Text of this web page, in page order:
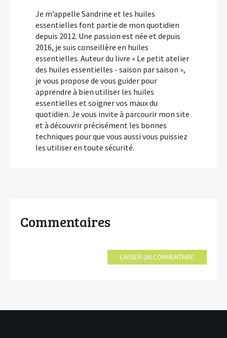
Je m’appelle Sandrine et les huiles
essentielles font partie de mon quotidien
depuis 2012. Une passion est née et depuis
2016, je suis conseillère en huiles
essentielles. Auteur du livre « Le petit atelier
des huiles essentielles - saison par saison »,
je vous propose de vous guider pour
apprendre à bien utiliser les huiles
essentielles et soigner vos maux du
quotidien. Je vous invite à parcourir mon site
et à découvrir précisément les bonnes
techniques pour que vous aussi vous puissiez
les utiliser en toute sécurité.
Commentaires
LAISSER UN COMMENTAIRE